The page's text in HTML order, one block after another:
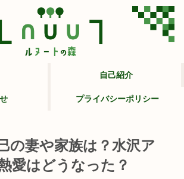
自己紹介
プライバシーポリシー
の妻や家族は？水沢ア
愛はどうなった？